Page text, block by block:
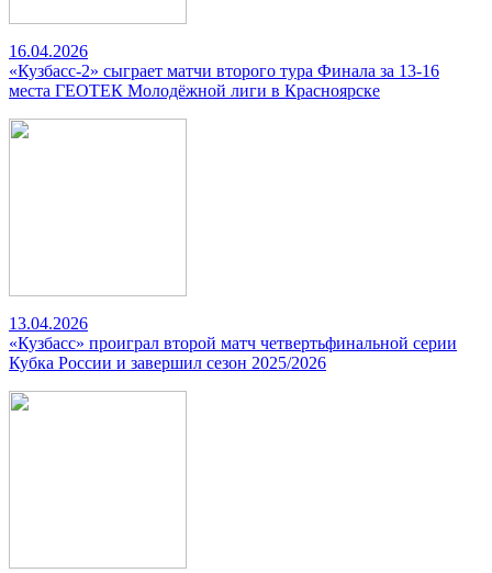
16.04.2026
«Кузбасс-2» сыграет матчи второго тура Финала за 13-16
места ГЕОТЕК Молодёжной лиги в Красноярске
13.04.2026
«Кузбасс» проиграл второй матч четвертьфинальной серии
Кубка России и завершил сезон 2025/2026